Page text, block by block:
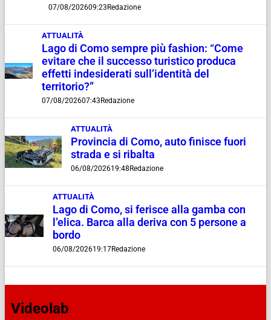
07/08/202609:23Redazione
ATTUALITÀ
Lago di Como sempre più fashion: “Come
evitare che il successo turistico produca
effetti indesiderati sull’identità del
territorio?”
07/08/202607:43Redazione
ATTUALITÀ
Provincia di Como, auto finisce fuori
strada e si ribalta
06/08/202619:48Redazione
ATTUALITÀ
Lago di Como, si ferisce alla gamba con
l’elica. Barca alla deriva con 5 persone a
bordo
06/08/202619:17Redazione
Videolab